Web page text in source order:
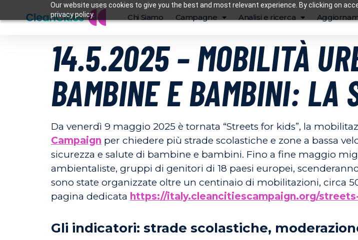
Our website uses cookies to give you the best and most relevant experience. By clicking on
privacy policy.
Chi Siamo Campagne Analisi e ricerca
14.5.2025 – MOBILITÀ
BAMBINE E BAMBINI: LA
Da venerdì 9 maggio 2025 è tornata “Streets for kids”, la
Campaign per chiedere più strade scolastiche e zone a bassa
sicurezza e salute di bambine e bambini. Fino a fine maggio
ambientaliste, gruppi di genitori di 18 paesi europei,
sono state organizzate oltre un centinaio di mobilitazioni, circa
pagina dedicata https://italy.cleancitiescampaign.org/
Gli indicatori: strade scolastiche,